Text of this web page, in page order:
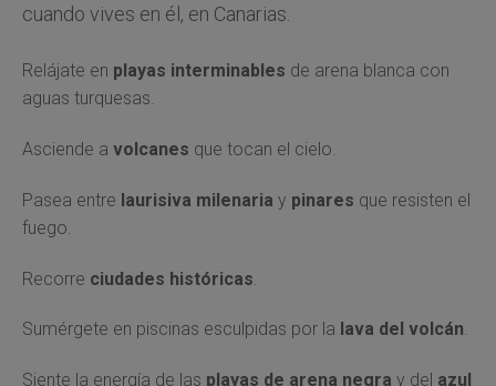
cuando vives en él, en Canarias.
Relájate en playas interminables de arena blanca con
aguas turquesas.
Asciende a volcanes que tocan el cielo.
Pasea entre laurisiva milenaria y pinares que resisten el
fuego.
Recorre ciudades históricas
Sumérgete en piscinas esculpidas por la lava del volcán.
Siente la energía de las playas de arena negra y del azul